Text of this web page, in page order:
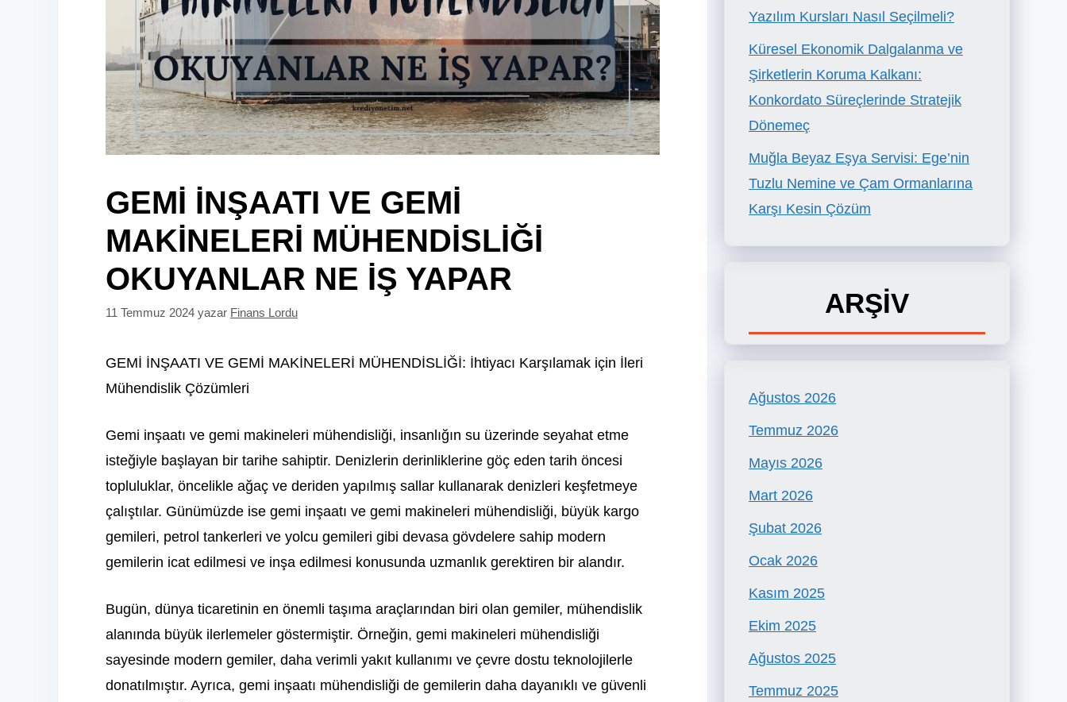
GEMİ İNŞAATI VE GEMİ
MAKİNELERİ MÜHENDİSLİĞİ
OKUYANLAR NE İŞ YAPAR
11 Temmuz 2024 yazar Finans Lordu
GEMİ İNŞAATI VE GEMİ MAKİNELERİ MÜHENDİSLİĞİ: İhtiyacı Karşılamak için İleri
Mühendislik Çözümleri
Gemi inşaatı ve gemi makineleri mühendisliği, insanlığın su üzerinde seyahat etme
isteğiyle başlayan bir tarihe sahiptir. Denizlerin derinliklerine göç eden tarih öncesi
topluluklar, öncelikle ağaç ve deriden yapılmış sallar kullanarak denizleri keşfetmeye
çalıştılar. Günümüzde ise gemi inşaatı ve gemi makineleri mühendisliği, büyük kargo
gemileri, petrol tankerleri ve yolcu gemileri gibi devasa gövdelere sahip modern
gemilerin icat edilmesi ve inşa edilmesi konusunda uzmanlık gerektiren bir alandır.
Bugün, dünya ticaretinin en önemli taşıma araçlarından biri olan gemiler, mühendislik
alanında büyük ilerlemeler göstermiştir. Örneğin, gemi makineleri mühendisliği
sayesinde modern gemiler, daha verimli yakıt kullanımı ve çevre dostu teknolojilerle
donatılmıştır. Ayrıca, gemi inşaatı mühendisliği de gemilerin daha dayanıklı ve güvenli
Yazılım Kursları Nasıl Seçilmeli?
Küresel Ekonomik Dalgalanma ve
Şirketlerin Koruma Kalkanı:
Konkordato Süreçlerinde Stratejik
Dönemeç
Muğla Beyaz Eşya Servisi: Ege’nin
Tuzlu Nemine ve Çam Ormanlarına
Karşı Kesin Çözüm
ARŞİV
Ağustos 2026
Temmuz 2026
Mayıs 2026
Mart 2026
Şubat 2026
Ocak 2026
Kasım 2025
Ekim 2025
Ağustos 2025
Temmuz 2025